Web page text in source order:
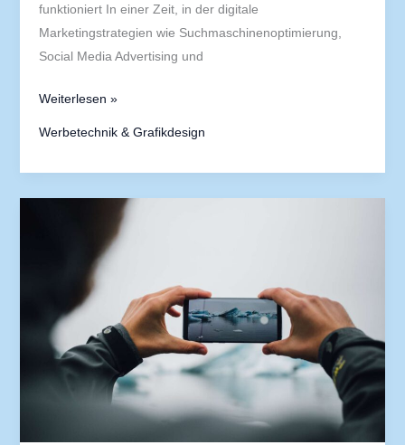
funktioniert In einer Zeit, in der digitale
Marketingstrategien wie Suchmaschinenoptimierung,
Social Media Advertising und
Weiterlesen »
Werbetechnik & Grafikdesign
als
Kulisse
Unternehmensfotos